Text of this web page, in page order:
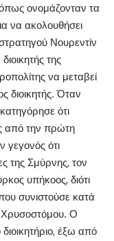
ονομάζονταν τα
να ακολουθήσει
Νουρεντίν
της
να μεταβεί
διοικητής. Όταν
ότι
από την πρώτη
γεγονός ότι
της Σμύρνης, τον
υπήκοος, διότι
συνιστούσε κατά
Χρυσοστόμου. Ο
έξω από